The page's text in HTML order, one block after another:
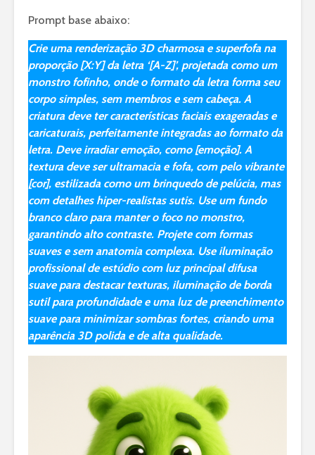
Prompt base abaixo:
Crie uma renderização 3D charmosa e superfofa na
proporção [X:Y] da letra ‘[A-Z]’, projetada como um
monstro fofinho, onde o formato da letra forma seu
corpo simples, sem membros e sem cabeça. A
criatura deve ter características faciais exageradas e
caricaturais, perfeitamente integradas ao formato da
letra. Deve irradiar emoção, como [emoção]. A
textura deve ser ultramacia e fofa, com pelo vibrante
[cor], estilizada como um brinquedo de pelúcia, mas
com detalhes hiper-realistas sutis. Use um fundo
branco claro para manter o foco no monstro,
garantindo alto contraste. Projete com formas
suaves e sem anatomia complexa. Use iluminação
profissional de estúdio com luz principal difusa
suave para destacar texturas, iluminação de borda
sutil para profundidade e uma luz de preenchimento
suave para minimizar sombras fortes, criando uma
aparência 3D polida e de alta qualidade.